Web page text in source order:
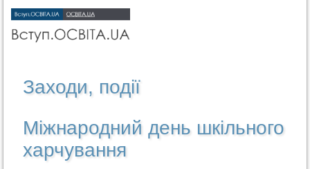
Заходи, події
Міжнародний день шкільного
харчування